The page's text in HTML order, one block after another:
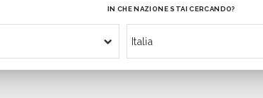
IN CHE NAZIONE STAI CERCANDO?